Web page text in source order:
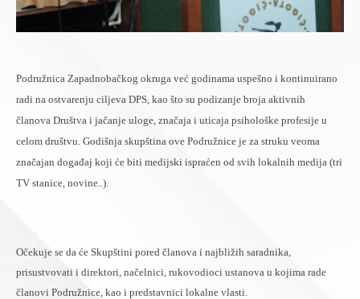
Podružnica Zapadnobačkog okruga već godinama uspešno i kontinuirano
radi na ostvarenju ciljeva DPS, kao što su podizanje broja aktivnih
članova Društva i jačanje uloge, značaja i uticaja psihološke profesije u
celom društvu. Godišnja skupština ove Podružnice je za struku veoma
značajan događaj koji će biti medijski ispraćen od svih lokalnih medija (tri
TV stanice, novine..).
Očekuje se da će Skupštini pored članova i najbližih saradnika,
prisustvovati i direktori, načelnici, rukovodioci ustanova u kojima rade
članovi Podružnice, kao i predstavnici lokalne vlasti.